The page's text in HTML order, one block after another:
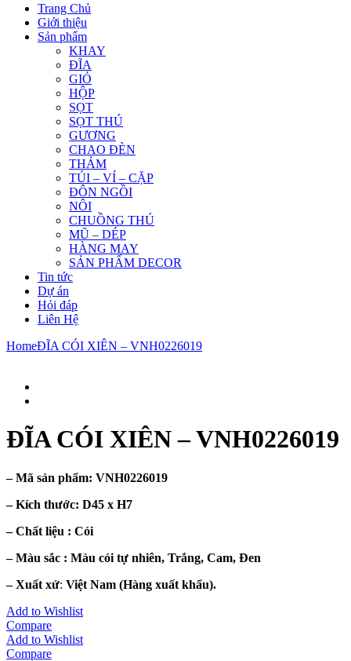
Trang Chủ
Giới thiệu
Sản phẩm
KHAY
ĐĨA
GIỎ
HỘP
SỌT
SỌT THÚ
GƯƠNG
CHAO ĐÈN
THẢM
TÚI – VÍ – CẶP
ĐÔN NGỒI
NÔI
CHUỒNG THÚ
MŨ – DÉP
HÀNG MAY
SẢN PHẨM DECOR
Tin tức
Dự án
Hỏi đáp
Liên Hệ
HomeĐĨA CÓI XIÊN – VNH0226019
ĐĨA CÓI XIÊN – VNH0226019
– Mã sản phẩm: VNH0226019
– Kích thước: D45 x H7
– Chất liệu : Cói
– Màu sắc : Màu cói tự nhiên, Trắng, Cam, Đen
– Xuất xứ: Việt Nam (Hàng xuất khẩu).
Add to Wishlist
Compare
Add to Wishlist
Compare